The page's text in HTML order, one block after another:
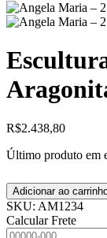
R$2.438,80
Último produto em
Adicionar ao
SKU: AM1234
Calcular Frete